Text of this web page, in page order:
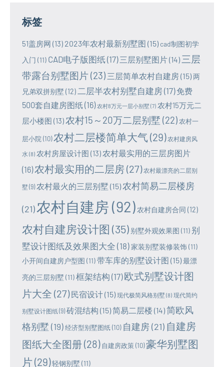
标签
51盖房网 (13) 2023年农村最新别墅图 (15) cad制图初学
入门 (11) CAD电子版图纸(17) 三层别墅图片(14) 三层
带露台别墅图片 (23) 三层简单农村自建房(15)两
兄弟双拼别墅 (12) 二层半农村别墅自建房(17) 免费
500套自建房图纸(16) 农村8万元一层小别墅(7) 农村15万元二
层小楼图 (13)农村15～20万二层别墅 (22) 农村一
层小院 (10)农村二层楼简单大气 (29) 农村建房风
水 (8) 农村房屋设计图 (13) 农村最实用的三层房图片
(16)农村最实用的二层房 (27) 农村最漂亮的二层别
墅(9) 农村最火的三层别墅 (15)农村简易二层楼房
(21)农村自建房 (92) 农村自建房合同 (12)
农村自建房设计图 (35) 别墅外观效果图 (11) 别
墅设计图纸及效果图大全 (18)家装别墅装修装饰(11)
小开间自建房户型图 (11)带车库的别墅设计图 (15)最漂
亮的三层别墅 (11)框架结构 (17) 欧式别墅设计图
片大全 (27) 民宿设计(15) 现代极简风格别墅(8) 现代简约
别墅设计图纸(9) 砖混结构 (15)简易二层楼 (14)简欧风
格别墅 (19)经济型别墅图纸(10) 自建房(21) 自建房
图纸大全图册 (28) 自建房政策(10)豪华别墅图
片 (29)轻钢别墅 (11)